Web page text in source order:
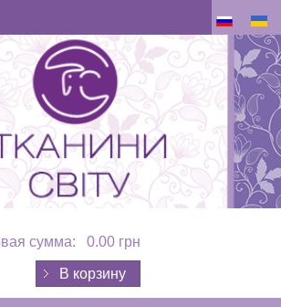
сумма: 0.00 грн
В корзину